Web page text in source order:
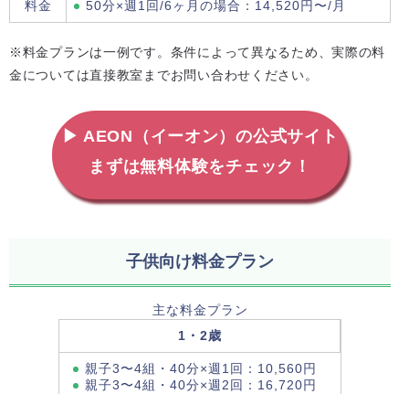
料金 50分×週1回/6ヶ月の場合：14,520円〜/月
※料金プランは一例です。条件によって異なるため、実際の料
金については直接教室までお問い合わせください。
▶ AEON（イーオン）の公式サイト
まずは無料体験をチェック！
子供向け料金プラン
主な料金プラン
1・2歳
親子3〜4組・40分×週1回：10,560円
親子3〜4組・40分×週2回：16,720円